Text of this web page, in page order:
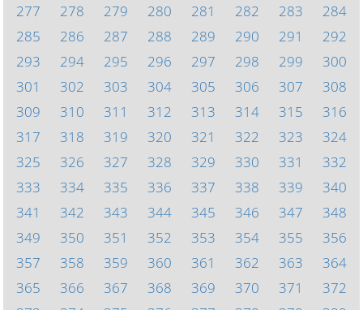
277
278 279 280 281 282 283
284
285
286 287 288 289 290 291
292
293
294 295 296 297 298 299
300
301
302 303 304 305 306 307
308
309
310 311 312 313 314 315
316
317
318 319 320 321 322 323
324
325
326 327 328 329 330 331
332
333
334 335 336 337 338 339
340
341
342 343 344 345 346 347
348
349
350 351 352 353 354 355
356
357
358 359 360 361 362 363
364
365
366 367 368 369 370 371
372